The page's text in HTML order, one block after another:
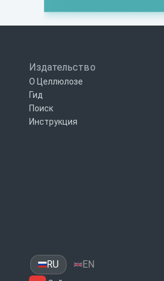
Издательство
О Целлюлозе
Гид
Поиск
Инструкция
RU EN